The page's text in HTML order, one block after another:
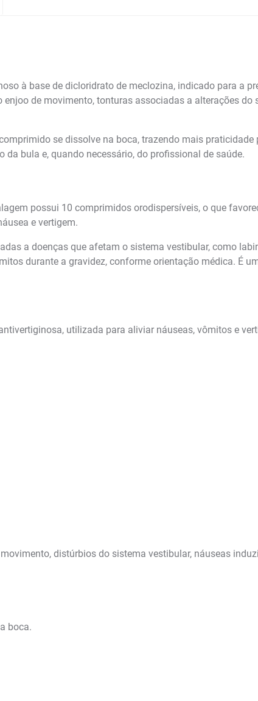
à base de dicloridrato de meclozina, indicado para a
de movimento, tonturas associadas a alterações do
se dissolve na boca, trazendo mais praticidade
bula e, quando necessário, do profissional de saúde.
possui 10 comprimidos orodispersíveis, o que
e vertigem.
a doenças que afetam o sistema vestibular, como
durante a gravidez, conforme orientação médica. É
utilizada para aliviar náuseas, vômitos e
distúrbios do sistema vestibular, náuseas
boca.